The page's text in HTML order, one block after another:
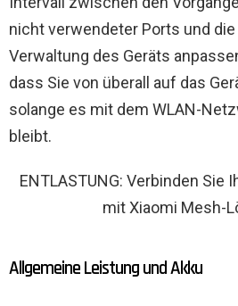
nicht verwendeter Ports und
Verwaltung des Geräts
dass Sie von überall auf das
solange es mit dem WLAN-
bleibt.
ENTLASTUNG: Verbinden Sie
mit Xiaomi Mesh-
Allgemeine Leistung und Akku